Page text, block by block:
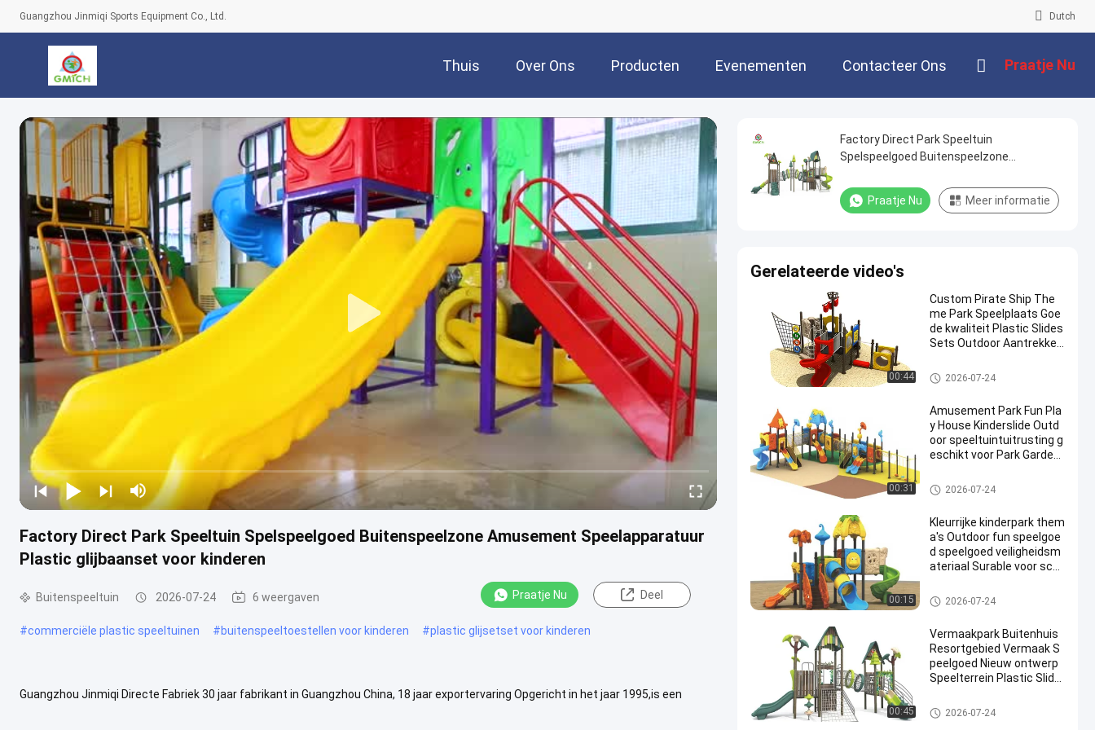
Guangzhou Jinmiqi Sports Equipment Co., Ltd. Dutch
Thuis Over Ons Producten Evenementen Contacteer Ons Praatje Nu
Factory Direct Park Speeltuin Spelspeelgoed Buitenspeelzone Amusement Speelapparatuur
Plastic glijbaanset voor kinderen
Buitenspeeltuin 2026-07-24 6 weergaven Praatje Nu Deel
#commerciële plastic speeltuinen #buitenspeeltoestellen voor kinderen #plastic glijsetset voor kinderen
Guangzhou Jinmiqi Directe Fabriek 30 jaar fabrikant in Guangzhou China, 18 jaar exportervaring Opgericht in het jaar 1995,is een
Factory Direct Park Speeltuin
Spelspeelgoed Buitenspeelzone
glijbaanset voor kinderen
Praatje Nu Meer informatie
Gerelateerde video's
00:44
Custom Pirate Ship The
me Park Speelplaats Goe
de kwaliteit Plastic Slides
Sets Outdoor Aantrekkelij
pment te koop
Buitenspeeltuin
2026-07-24
00:31
Amusement Park Fun Pla
y House Kinderslide Outd
oor speeltuintuitrusting g
eschikt voor Park Garden
Buitenspeeltuin
2026-07-24
00:15
Kleurrijke kinderpark them
a's Outdoor fun speelgoe
d speelgoed veiligheidsm
ateriaal Surable voor sch
Buitenspeeltuin
2026-07-24
00:45
Vermaakpark Buitenhuis
Resortgebied Vermaak S
peelgoed Nieuw ontwerp
Speelterrein Plastic Slide
nderen
Buitenspeeltuin
2026-07-24